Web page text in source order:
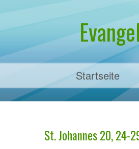
Startseite
St. Johannes 20, 24-